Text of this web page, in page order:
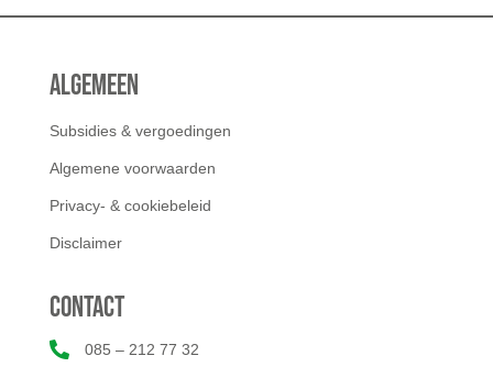
Algemeen
Subsidies & vergoedingen
Algemene voorwaarden
Privacy- & cookiebeleid
Disclaimer
Contact
 085 – 212 77 32